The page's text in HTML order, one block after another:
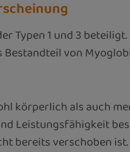
Typen 1 und 3
von
körperlich als auch
Leistungsfähigkeit
bereits verschoben ist.